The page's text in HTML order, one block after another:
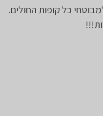
כל קופות החולים.